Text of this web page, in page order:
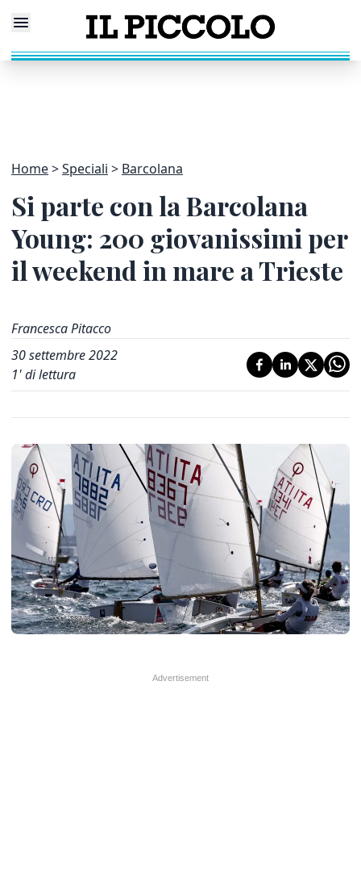
Home Speciali Barcolana
Si parte con la Barcolana
Young: 200 giovanissimi per
il weekend in mare a Trieste
Francesca Pitacco
30 settembre 2022
1' di lettura